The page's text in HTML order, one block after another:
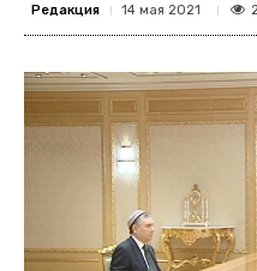
Редакция 14 мая 2021